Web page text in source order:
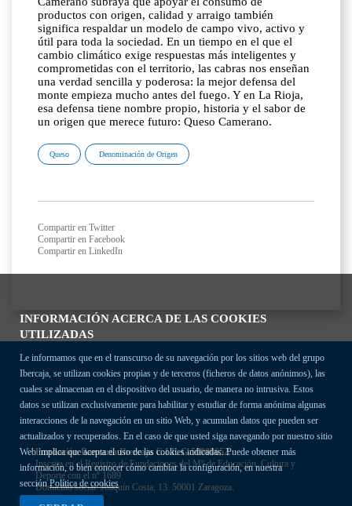
INFORMACIÓN ACERCA DE LAS COOKIES
UTILIZADAS
Le informamos que en el transcurso de su navegación por los sitios web del grupo
Ibercaja, se utilizan cookies propias y de terceros (ficheros de datos anónimos), las
cuales se almacenan en el dispositivo del usuario, de manera no intrusiva. Estos
datos se utilizan exclusivamente para habilitar y estudiar de forma anónima algunas
interacciones de la navegación en un sitio Web, y acumulan datos que pueden ser
actualizados y recuperados. En el caso de que usted siga navegando por nuestro sitio
Web implica que acepta el uso de las cookies indicadas. Puede obtener más
información, o bien conocer cómo cambiar la configuración, en nuestra
secciónPolítica de cookies
productos con origen, calidad y arraigo también
significa respaldar un modelo de campo vivo, activo y
útil para toda la sociedad. En un tiempo en el que el
cambio climático exige respuestas más inteligentes y
comprometidas con el territorio, las cabras nos enseñan
una verdad sencilla y poderosa: la mejor defensa del
monte empieza mucho antes del fuego. Y en La Rioja,
esa defensa tiene nombre propio, historia y el sabor de
un origen que merece futuro: Queso Camerano.
Queso Denominación de Origen
Compartir en Twitter
Compartir en Facebook
Compartir en LinkedIn
Fundación Bancaria Ibercaja C.I.F. G-50000652.
Inscrita en el Registro de Fundaciones del Mº de Educación, Cultura y
Deporte con el nº 1689.
Domicilio social: Joaquín Costa, 13. 50001 Zaragoza.